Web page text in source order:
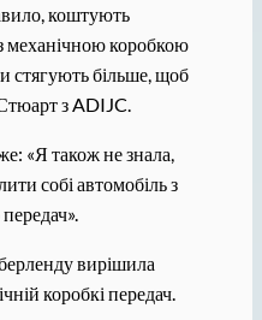
коштують
механічною коробкою
стягують більше, щоб
з ADIJC.
«Я також не знала,
собі автомобіль з
вирішила
коробкі передач.